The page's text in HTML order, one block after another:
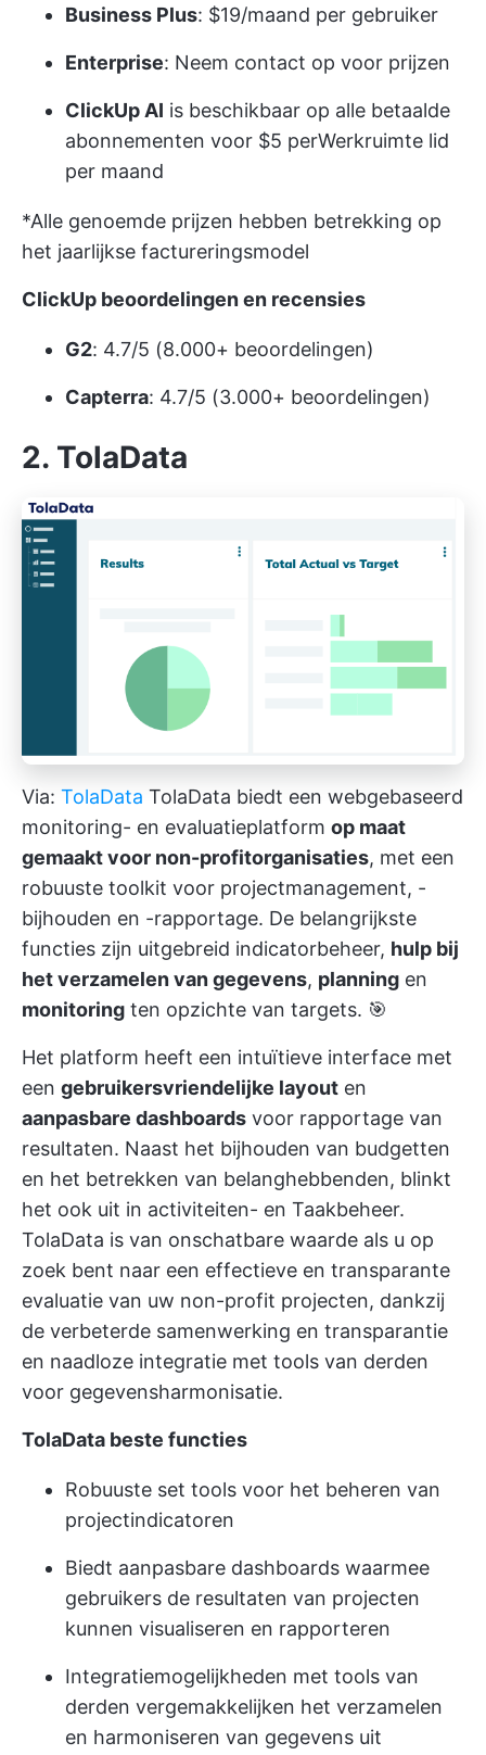
Business Plus: $19/maand per gebruiker
Enterprise: Neem contact op voor prijzen
ClickUp AI is beschikbaar op alle betaalde
abonnementen voor $5 perWerkruimte lid
per maand
*Alle genoemde prijzen hebben betrekking op
het jaarlijkse factureringsmodel
ClickUp beoordelingen en recensies
G2: 4.7/5 (8.000+ beoordelingen)
Capterra: 4.7/5 (3.000+ beoordelingen)
2. TolaData
Via: TolaData TolaData biedt een webgebaseerd
monitoring- en evaluatieplatform op maat
gemaakt voor non-profitorganisaties, met een
robuuste toolkit voor projectmanagement, -
bijhouden en -rapportage. De belangrijkste
functies zijn uitgebreid indicatorbeheer, hulp bij
het verzamelen van gegevens, planning en
monitoring ten opzichte van targets. 🎯
Het platform heeft een intuïtieve interface met
een gebruikersvriendelijke layout en
aanpasbare dashboards voor rapportage van
resultaten. Naast het bijhouden van budgetten
en het betrekken van belanghebbenden, blinkt
het ook uit in activiteiten- en Taakbeheer.
TolaData is van onschatbare waarde als u op
zoek bent naar een effectieve en transparante
evaluatie van uw non-profit projecten, dankzij
de verbeterde samenwerking en transparantie
en naadloze integratie met tools van derden
voor gegevensharmonisatie.
TolaData beste functies
Robuuste set tools voor het beheren van
projectindicatoren
Biedt aanpasbare dashboards waarmee
gebruikers de resultaten van projecten
kunnen visualiseren en rapporteren
Integratiemogelijkheden met tools van
derden vergemakkelijken het verzamelen
en harmoniseren van gegevens uit